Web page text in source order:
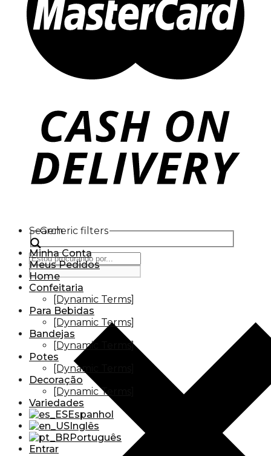
Search
Generic filters
Minha Conta
Meus Pedidos
Home
Confeitaria
[Dynamic Terms]
Para Bebidas
[Dynamic Terms]
Bandejas
[Dynamic Terms]
Potes
[Dynamic Terms]
Decoração
[Dynamic Terms]
Variedades
Espanhol
Inglês
Português
Entrar